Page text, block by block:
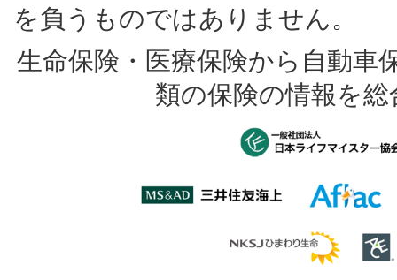
を負うものではありません。
生命保険・医療保険から自動車
類の保険の情報を